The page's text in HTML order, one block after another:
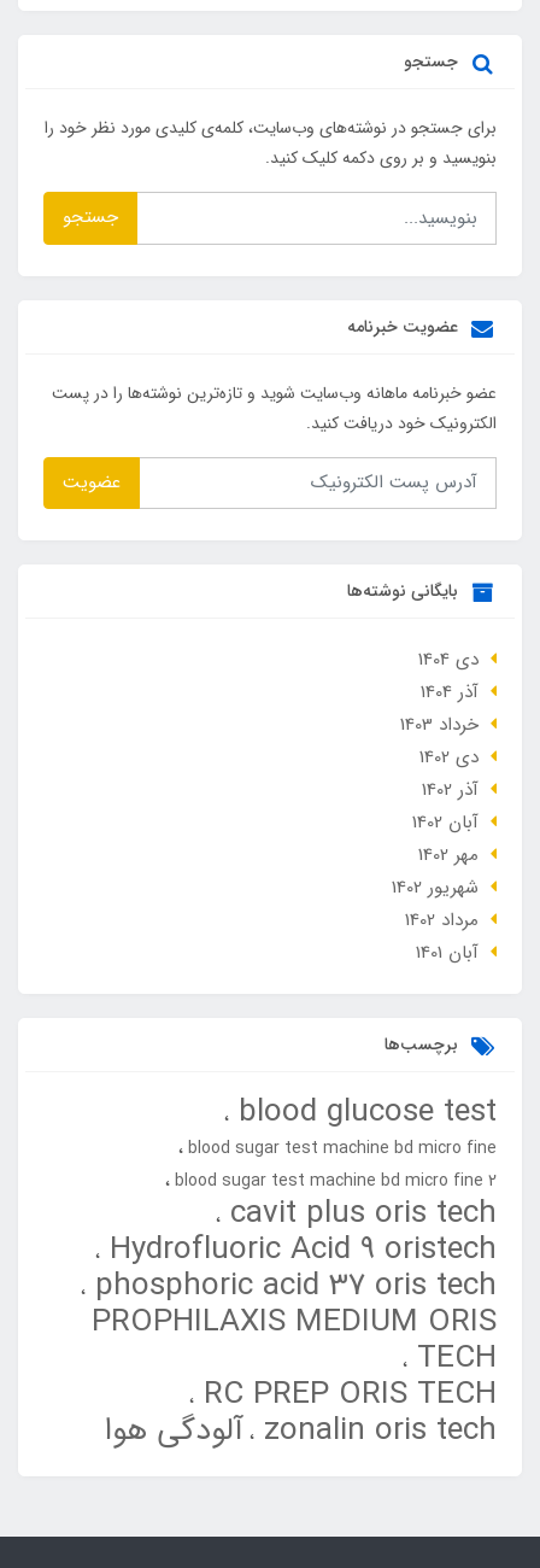
جستجو
برای جستجو در نوشته‌های وب‌سایت، کلمه‌ی کلیدی مورد نظر خود را
بنویسید و بر روی دکمه کلیک کنید.
جستجو
عضویت خبرنامه
عضو خبرنامه ماهانه وب‌سایت شوید و تازه‌ترین نوشته‌ها را در پست
الکترونیک خود دریافت کنید.
عضویت
بایگانی نوشته‌ها
دی 1404
آذر 1404
خرداد 1403
دی 1402
آذر 1402
آبان 1402
مهر 1402
شهریور 1402
مرداد 1402
آبان 1401
برچسب‌ها
blood glucose test
blood sugar test machine bd micro fine
blood sugar test machine bd micro fine 2
cavit plus oris tech
Hydrofluoric Acid 9 oristech
phosphoric acid 37 oris tech
PROPHILAXIS MEDIUM ORIS
TECH
RC PREP ORIS TECH
zonalin oris tech آلودگی هوا